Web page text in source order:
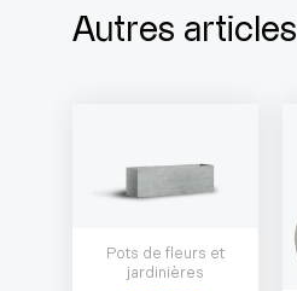
Autres articles
Pots de fleurs et
jardinières